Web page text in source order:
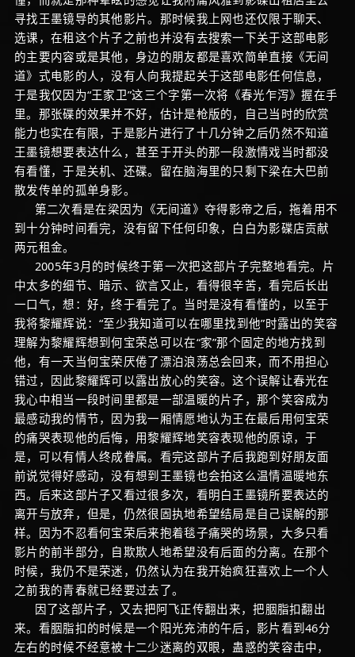
寻找王墨镜导的其他影片。那时候我上网也还仅限于聊天、
选课，在租这个片子之前也并没有去搜索一下关于这部电影
的主要内容或是其他，身边的朋友都是喜欢简单直接《无间
道》式电影的人，没有人向我提起关于这部电影任何信息，
于是我仅因为“王家卫”这三个字第一次将《春光乍泻》握在手
里。那张碟的效果并不好，估计是枪版的，自己当时的欣赏
能力也实在有限，于是影片进行了十几分钟之后仍然不知道
王墨镜想要表达什么，甚至于开头的那一段激情戏当时都没
有看懂，于是关机、还碟。留在脑海里的只剩下梁在大巴前
散发传单的孤单身影。
第二次看是在梁因为《无间道》夺得影帝之后，拖着用不
到十分钟时间看完，没有留下任何印象，白白为影碟店贡献
两元租金。
2005年3月的时候终于第一次把这部片子完整地看完。片
中太多的细节、暗示、欲言又止，看得很辛苦，看完后长出
一口气，想：好，终于看完了。当时是没有看懂的，以至于
我将黎耀辉说：“至少我知道可以在哪里找到他”时露出的笑容
理解为黎耀辉想到何宝荣总可以在“家”那个固定的地方找到
他，有一天当何宝荣厌倦了漂泊浪荡总会回来，而不用担心
错过，因此黎耀辉可以露出放心的笑容。这个误解让春光在
我心中相当一段时间里都是一部温暖的片子，那个笑容成为
最感动我的情节，因为我一厢情愿地认为王在最后用何宝荣
的痛哭表现他的后悔，用黎耀辉地笑容表现他的原谅，于
是，可以有情人终成眷属。看完这部片子后我跑到好朋友面
前说觉得好感动，没有想到王墨镜也会拍这么温情温暖地东
西。后来这部片子又看过很多次，看明白王墨镜所要表达的
离开与放弃，但是，仍然很固执地希望结局是自己误解的那
样。因为不忍看何宝荣后来抱着毯子痛哭的场景，大多只看
影片的前半部分，自欺欺人地希望没有后面的分离。在那个
时候，我仍不是荣迷，仍然认为在我开始疯狂喜欢上一个人
之前我的青春就已经要过去了。
因了这部片子，又去把阿飞正传翻出来，把胭脂扣翻出
来。看胭脂扣的时候是一个阳光充沛的午后，影片看到46分
左右的时候不经意被十二少迷离的双眼，蛊惑的笑容击中，